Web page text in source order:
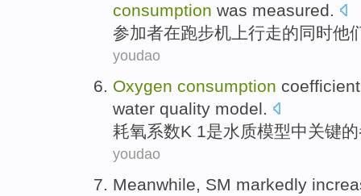
consumption was measured.
参加者在跑步机上行走的同时他
youdao
Oxygen consumption coefficient
water quality model.
耗氧系数K 1是水质模型中关键的
youdao
Meanwhile, SM markedly